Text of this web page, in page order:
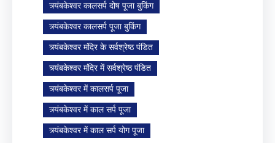
त्र्यंबकेश्वर कालसर्प दोष पूजा बुकिंग
त्र्यंबकेश्वर कालसर्प पूजा बुकिंग
त्र्यंबकेश्वर मंदिर के सर्वश्रेष्ठ पंडित
त्र्यंबकेश्वर मंदिर में सर्वश्रेष्ठ पंडित
त्र्यंबकेश्वर में कालसर्प पूजा
त्र्यंबकेश्वर में काल सर्प पूजा
त्र्यंबकेश्वर में काल सर्प योग पूजा